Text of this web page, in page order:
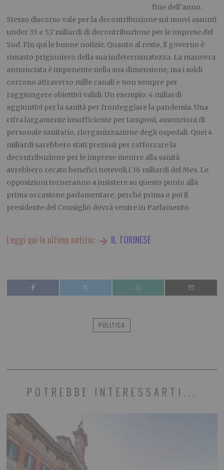
fine dell’anno.
Stesso discorso vale per la decontribuzione sui nuovi assunti
under 35 e 5,7 miliardi di decontribuzione per le imprese del
Sud. Fin qui le buone notizie. Quanto al resto, il governo è
rimasto prigioniero della sua indeterminatezza. La manovra
annunciata è imponente nella sua dimensione, ma i soldi
corrono attraverso mille canali e non sempre per
raggiungere obiettivi validi. Un esempio: 4 miliardi
aggiuntivi per la sanità per fronteggiare la pandemia. Una
cifra largamente insufficiente per tamponi, assunzioni di
personale sanitario, riorganizzazione degli ospedali. Quei 4
miliardi sarebbero stati preziosi per rafforzare la
decontribuzione per le imprese mentre alla sanità
avrebbero recato benefici notevoli i 36 miliardi del Mes. Le
opposizioni torneranno a insistere su questo punto alla
prima occasione parlamentare, perché prima o poi il
presidente del Consiglio dovrà venire in Parlamento.
Leggi qui le ultime notizie: IL TORINESE
POLITICA
POTREBBE INTERESSARTI...